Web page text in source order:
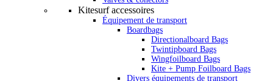
Kitesurf accessoires
Équipement de transport
Boardbags
Directionalboard Bags
Twintipboard Bags
Wingfoilboard Bags
Kite + Pump Foilboard Bags
Divers équipements de transport